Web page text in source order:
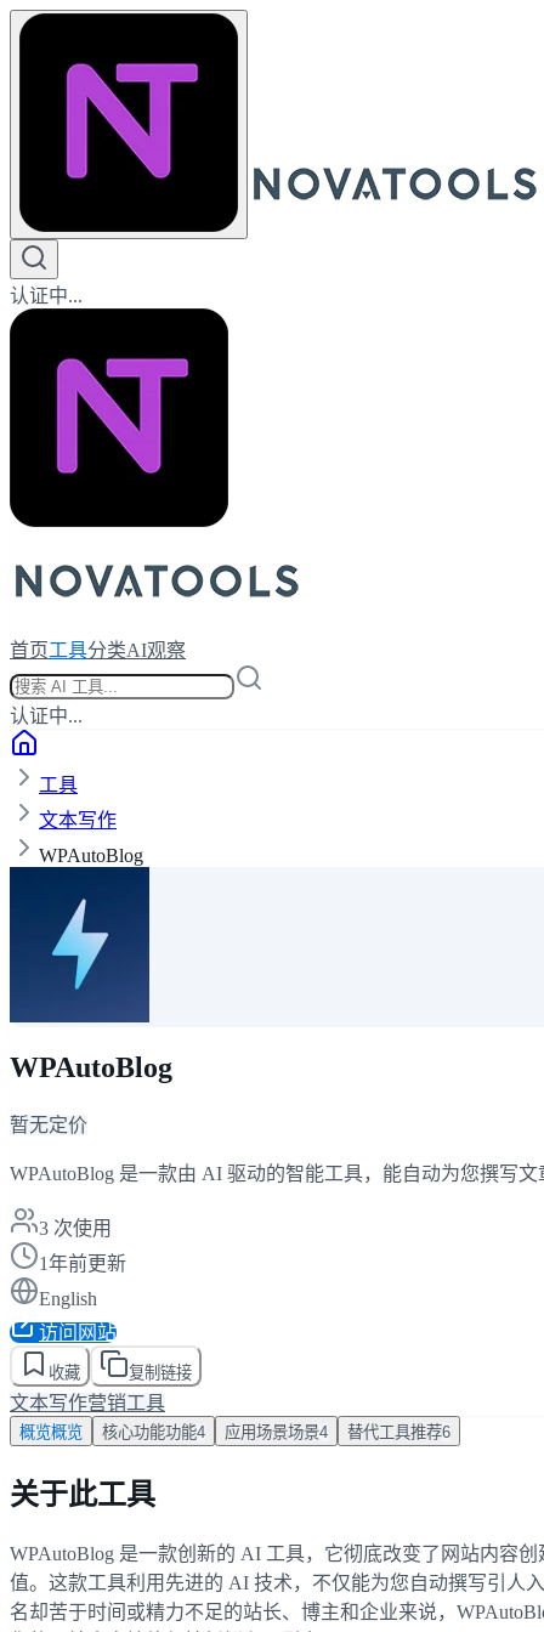
认证中...
首页工具分类AI观察
认证中...
工具
文本写作
WPAutoBlog
WPAutoBlog
暂无定价
WPAutoBlog 是一款由 AI 驱动的智能工具，能自动为您撰写
3 次使用
1年前更新
English
访问网站
收藏 复制链接
文本写作营销工具
概览概览 核心功能功能4 应用场景场景4 替代工具推荐6
关于此工具
WPAutoBlog 是一款创新的 AI 工具，它彻底改变了网站内容
值。这款工具利用先进的 AI 技术，不仅能为您自动撰写引人
名却苦于时间或精力不足的站长、博主和企业来说，